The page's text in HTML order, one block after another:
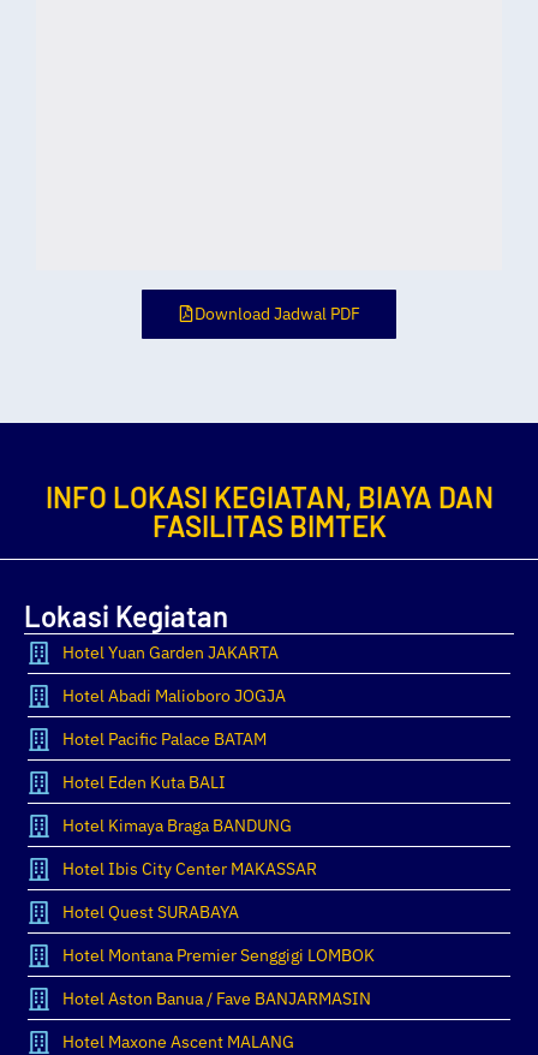
Download Jadwal PDF
INFO LOKASI KEGIATAN, BIAYA DAN
FASILITAS BIMTEK
Lokasi Kegiatan
Hotel Yuan Garden JAKARTA
Hotel Abadi Malioboro JOGJA
Hotel Pacific Palace BATAM
Hotel Eden Kuta BALI
Hotel Kimaya Braga BANDUNG
Hotel Ibis City Center MAKASSAR
Hotel Quest SURABAYA
Hotel Montana Premier Senggigi LOMBOK
Hotel Aston Banua / Fave BANJARMASIN
Hotel Maxone Ascent MALANG